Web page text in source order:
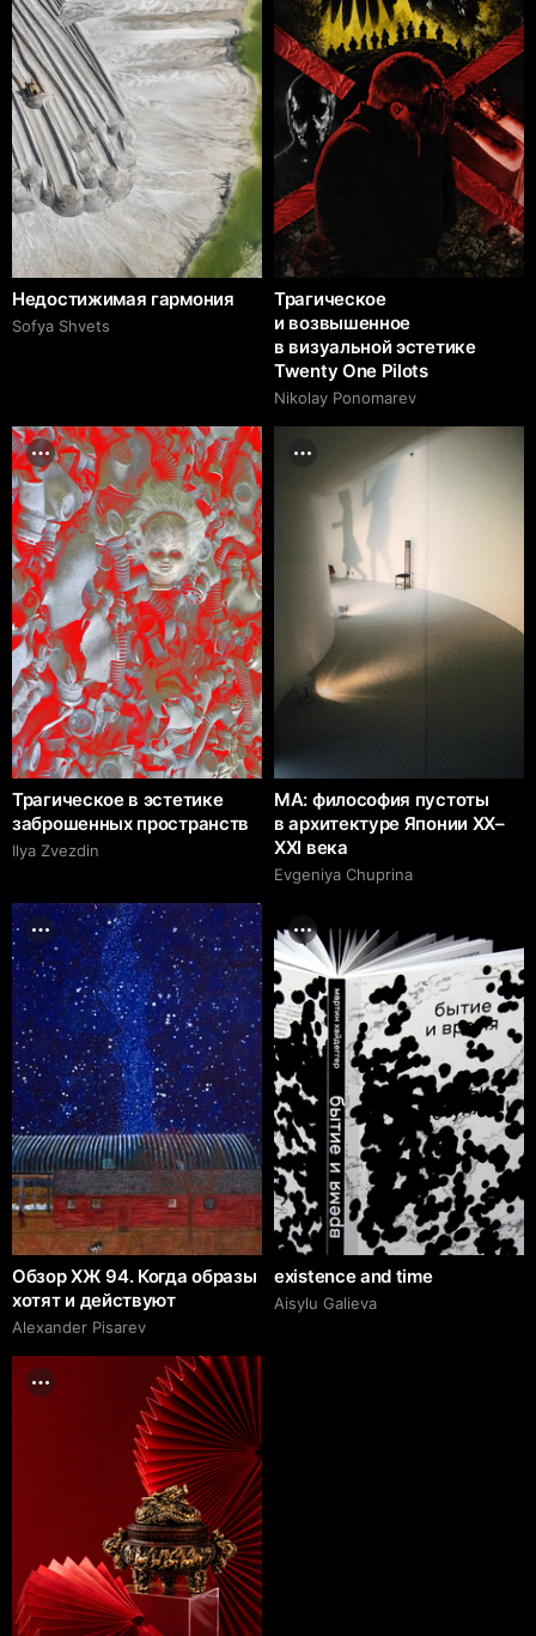
Недостижимая гармония
Sofya Shvets
Трагическое
и возвышенное
в визуальной эстетике
Twenty One Pilots
Nikolay Ponomarev
Трагическое в эстетике
заброшенных пространств
Ilya Zvezdin
МА: философия пустоты
в архитектуре Японии XX–
XXI века
Evgeniya Chuprina
Обзор ХЖ 94. Когда образы
хотят и действуют
Alexander Pisarev
existence and time
Aisylu Galieva